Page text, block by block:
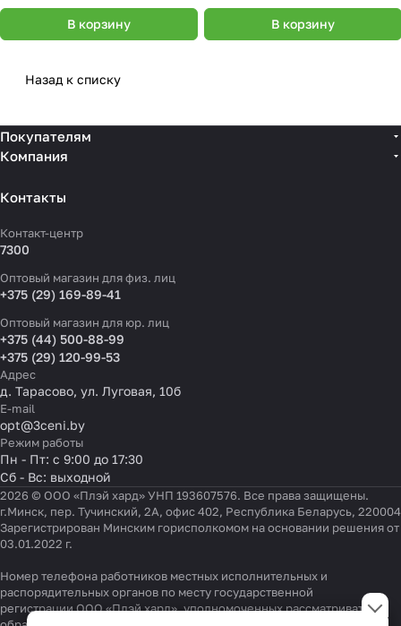
В корзину В корзину
Назад к списку
Покупателям
Компания
Контакты
Контакт-центр
7300
Оптовый магазин для физ. лиц
+375 (29) 169-89-41
Оптовый магазин для юр. лиц
+375 (44) 500-88-99
+375 (29) 120-99-53
Адрес
д. Тарасово, ул. Луговая, 10б
E-mail
opt@3ceni.by
Режим работы
Пн - Пт: с 9:00 до 17:30
Сб - Вс: выходной
2026 © ООО «Плэй хард» УНП 193607576. Все права защищены.
г.Минск, пер. Тучинский, 2А, офис 402, Республика Беларусь, 220004
Зарегистрирован Минским горисполкомом на основании решения от
03.01.2022 г.
Номер телефона работников местных исполнительных и
распорядительных органов по месту государственной
регистрации ООО «Плэй хард», уполномоченных рассматривать
Настройки файлов cookie